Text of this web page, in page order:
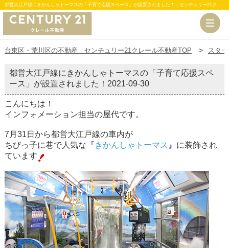
都営大江戸線にきかんしゃトーマスの「子育て応援スペース」が設置されました！｜センチュリー21クレール不動産
台東区・荒川区の不動産｜センチュリー21クレール不動産TOP スタ
都営大江戸線にきかんしゃトーマスの「子育て応援スペ
ース」が設置されました！ 2021-09-30
こんにちは！
インフォメーション担当の屋代です。
7月31日から都営大江戸線の車内が
ちびっ子に巷で人気な 『きかんしゃトーマス 』 に装飾され
ています